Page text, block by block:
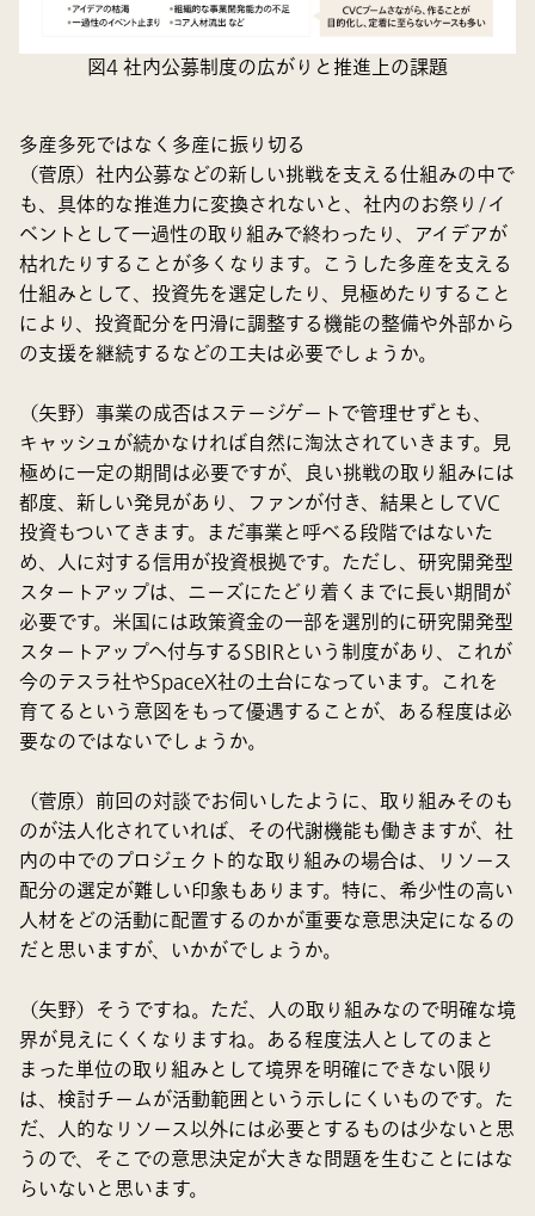
図4 社内公募制度の広がりと推進上の課題
多産多死ではなく多産に振り切る
（菅原）社内公募などの新しい挑戦を支える仕組みの中で
も、具体的な推進力に変換されないと、社内のお祭り/イ
ベントとして一過性の取り組みで終わったり、アイデアが
枯れたりすることが多くなります。こうした多産を支える
仕組みとして、投資先を選定したり、見極めたりすること
により、投資配分を円滑に調整する機能の整備や外部から
の支援を継続するなどの工夫は必要でしょうか。
（矢野）事業の成否はステージゲートで管理せずとも、
キャッシュが続かなければ自然に淘汰されていきます。見
極めに一定の期間は必要ですが、良い挑戦の取り組みには
都度、新しい発見があり、ファンが付き、結果としてVC
投資もついてきます。まだ事業と呼べる段階ではないた
め、人に対する信用が投資根拠です。ただし、研究開発型
スタートアップは、ニーズにたどり着くまでに長い期間が
必要です。米国には政策資金の一部を選別的に研究開発型
スタートアップへ付与するSBIRという制度があり、これが
今のテスラ社やSpaceX社の土台になっています。これを
育てるという意図をもって優遇することが、ある程度は必
要なのではないでしょうか。
（菅原）前回の対談でお伺いしたように、取り組みそのも
のが法人化されていれば、その代謝機能も働きますが、社
内の中でのプロジェクト的な取り組みの場合は、リソース
配分の選定が難しい印象もあります。特に、希少性の高い
人材をどの活動に配置するのかが重要な意思決定になるの
だと思いますが、いかがでしょうか。
（矢野）そうですね。ただ、人の取り組みなので明確な境
界が見えにくくなりますね。ある程度法人としてのまと
まった単位の取り組みとして境界を明確にできない限り
は、検討チームが活動範囲という示しにくいものです。た
だ、人的なリソース以外には必要とするものは少ないと思
うので、そこでの意思決定が大きな問題を生むことにはな
らいないと思います。